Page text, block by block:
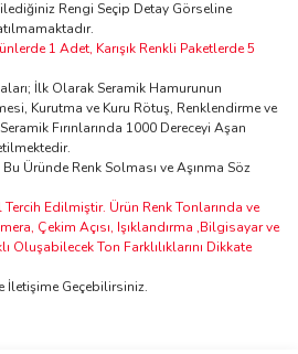
Rengi Seçip Detay Görseline
1 Adet, Karışık Renkli Paketlerde 5
İlk Olarak Seramik Hamurunun
Kurutma ve Kuru Rötuş, Renklendirme ve
Fırınlarında 1000 Dereceyi Aşan
Bu Üründe Renk Solması ve Aşınma Söz
Tercih Edilmiştir. Ürün Renk Tonlarında ve
Çekim Açısı, Işıklandırma ,Bilgisayar ve
Oluşabilecek Ton Farklılıklarını Dikkate
İletişime Geçebilirsiniz.